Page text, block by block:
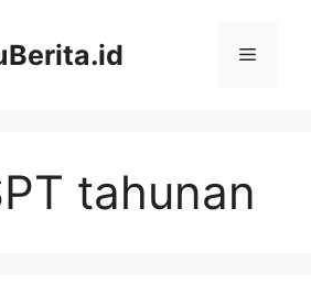
Menu
tahunan